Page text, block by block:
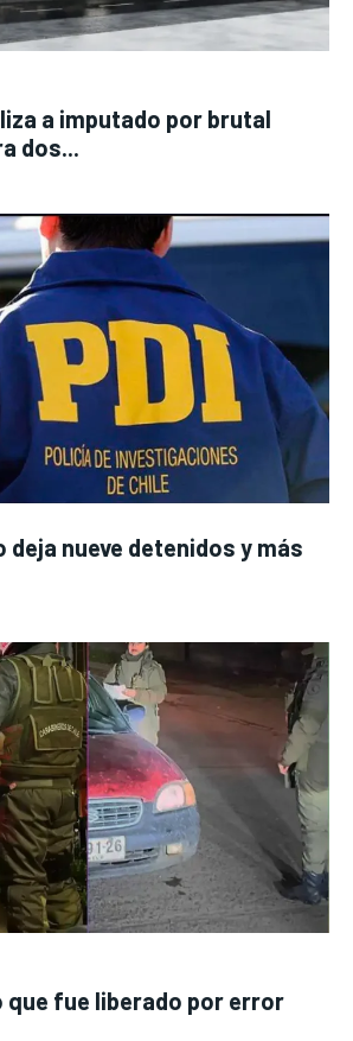
a imputado por brutal
dos...
deja nueve detenidos y más
que fue liberado por error